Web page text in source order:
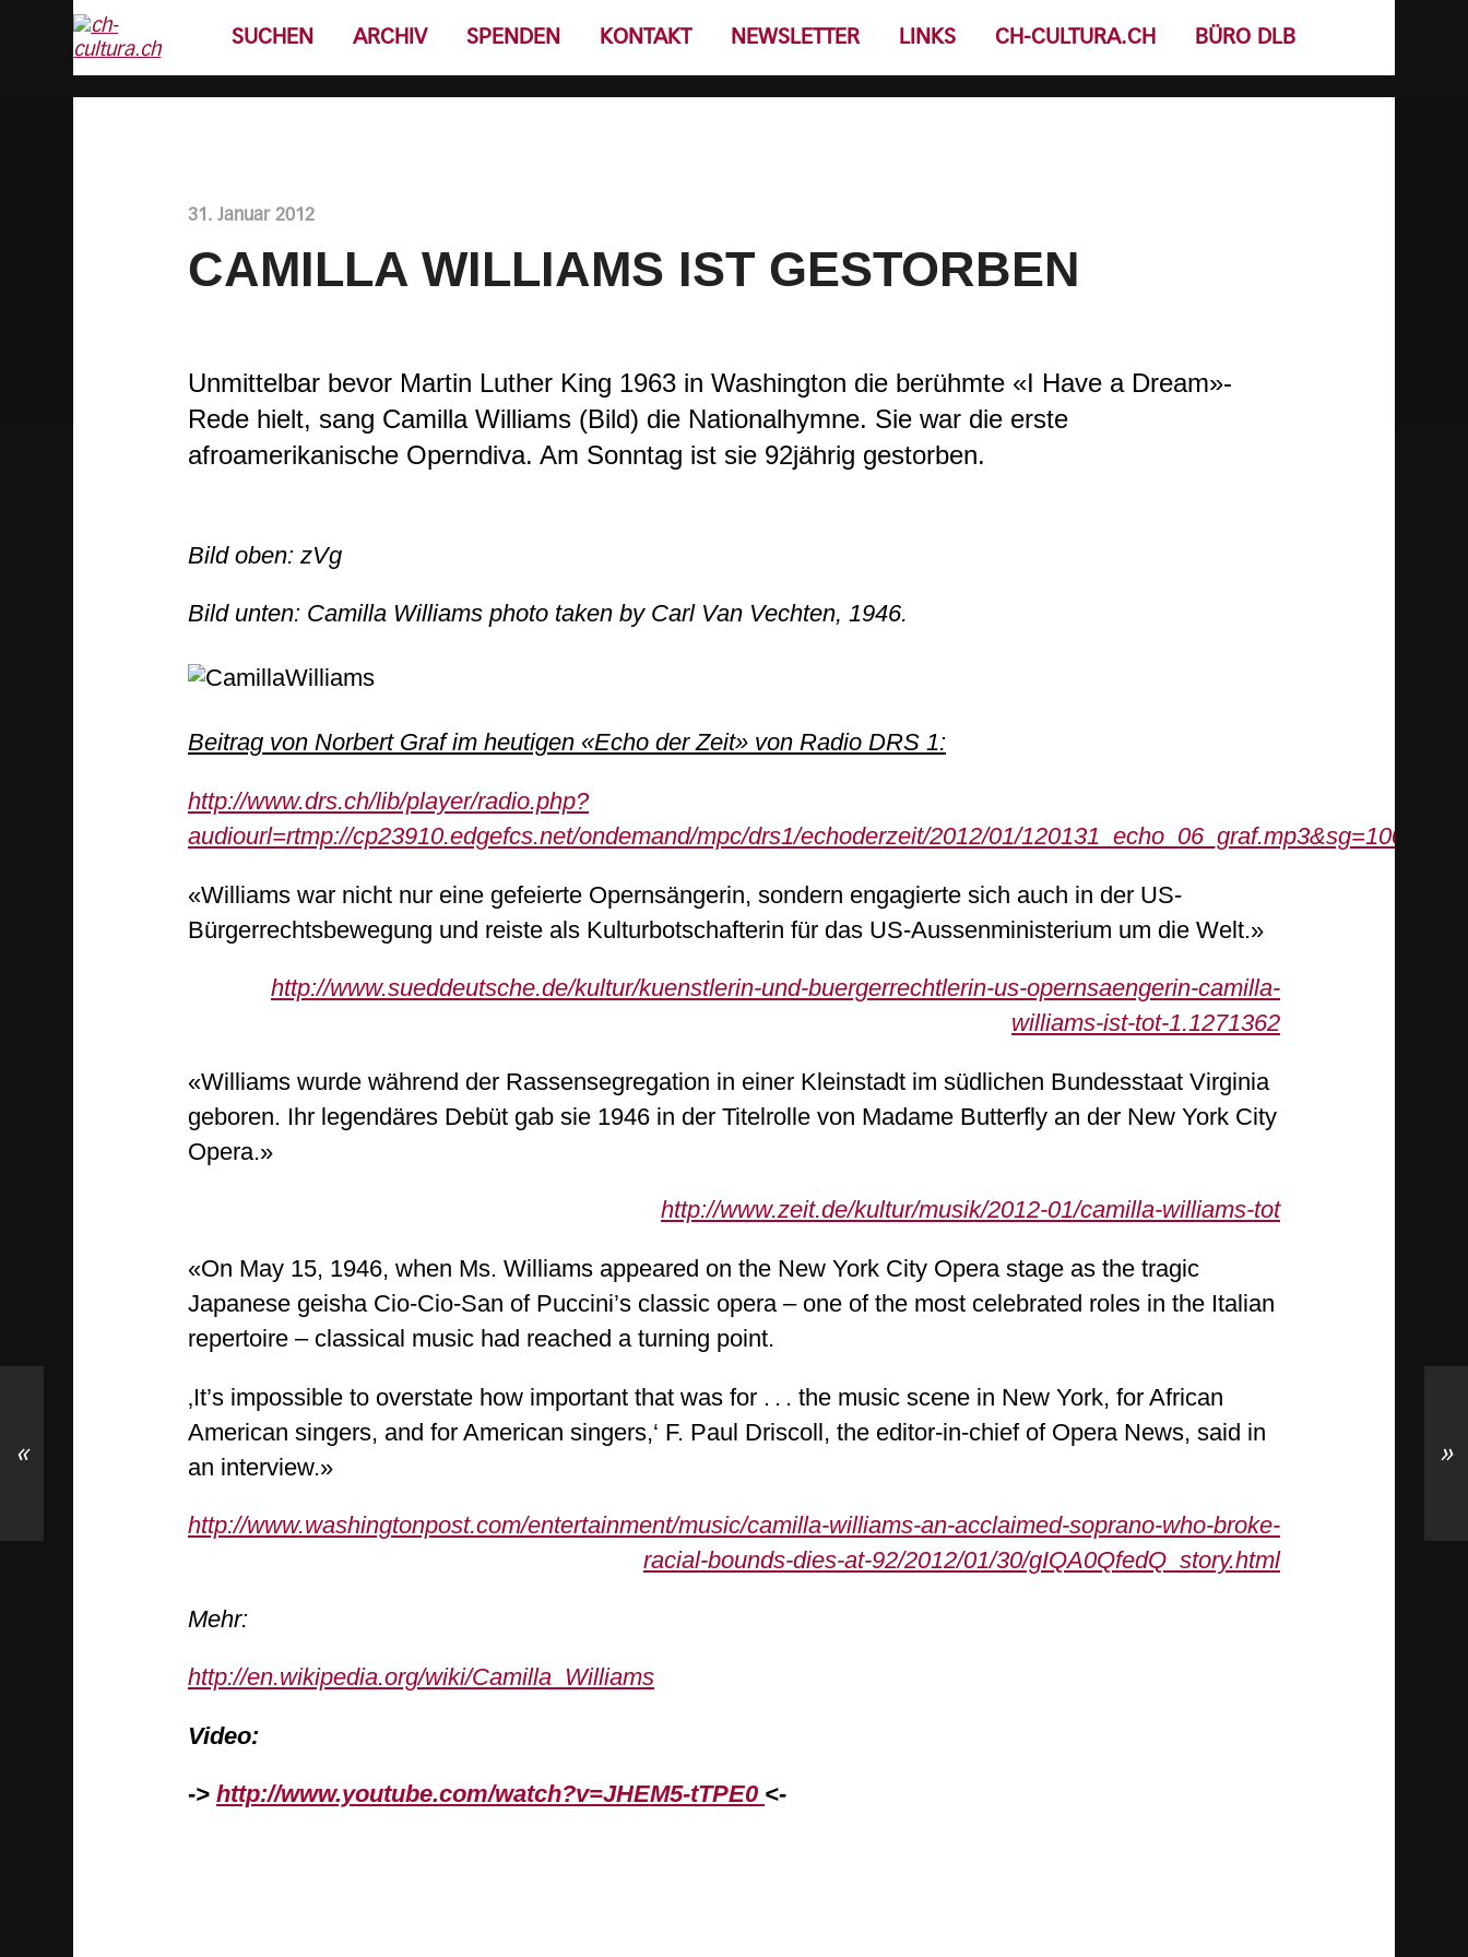
SUCHEN ARCHIV SPENDEN KONTAKT NEWSLETTER LINKS CH-CULTURA.CH BÜRO DLB
31. Januar 2012
CAMILLA WILLIAMS IST GESTORBEN
Unmittelbar bevor Martin Luther King 1963 in Washington die berühmte «I Have a Dream»-
Rede hielt, sang Camilla Williams (Bild) die Nationalhymne. Sie war die erste
afroamerikanische Operndiva. Am Sonntag ist sie 92jährig gestorben.
Bild oben: zVg
Bild unten: Camilla Williams photo taken by Carl Van Vechten, 1946.
Beitrag von Norbert Graf im heutigen «Echo der Zeit» von Radio DRS 1:
http://www.drs.ch/lib/player/radio.php?
audiourl=rtmp://cp23910.edgefcs.net/ondemand/mpc/drs1/echoderzeit/2012/01/
«Williams war nicht nur eine gefeierte Opernsängerin, sondern engagierte sich auch in der US-
Bürgerrechtsbewegung und reiste als Kulturbotschafterin für das US-Aussenministerium um die Welt.»
http://www.sueddeutsche.de/kultur/kuenstlerin-und-buergerrechtlerin-us-opernsaengerin-camilla-
williams-ist-tot-1.1271362
«Williams wurde während der Rassensegregation in einer Kleinstadt im südlichen Bundesstaat Virginia
geboren. Ihr legendäres Debüt gab sie 1946 in der Titelrolle von Madame Butterfly an der New York City
Opera.»
http://www.zeit.de/kultur/musik/2012-01/camilla-williams-tot
«On May 15, 1946, when Ms. Williams appeared on the New York City Opera stage as the tragic
Japanese geisha Cio-Cio-San of Puccini’s classic opera – one of the most celebrated roles in the Italian
repertoire – classical music had reached a turning point.
‚It’s impossible to overstate how important that was for . . . the music scene in New York, for African
American singers, and for American singers,‘ F. Paul Driscoll, the editor-in-chief of Opera News, said in
an interview.»
http://www.washingtonpost.com/entertainment/music/camilla-williams-an-acclaimed-soprano-who-broke-
racial-bounds-dies-at-92/2012/01/30/gIQA0QfedQ_story.html
Mehr:
http://en.wikipedia.org/wiki/Camilla_Williams
Video:
-> http://www.youtube.com/watch?v=JHEM5-tTPE0 <-
« »